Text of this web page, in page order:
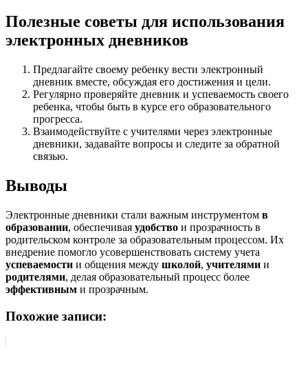
Полезные советы для использования
электронных дневников
Предлагайте своему ребенку вести электронный
дневник вместе, обсуждая его достижения и цели.
Регулярно проверяйте дневник и успеваемость своего
ребенка, чтобы быть в курсе его образовательного
прогресса.
Взаимодействуйте с учителями через электронные
дневники, задавайте вопросы и следите за обратной
связью.
Выводы
Электронные дневники стали важным инструментом в
образовании, обеспечивая удобство и прозрачность в
родительском контроле за образовательным процессом. Их
внедрение помогло усовершенствовать систему учета
успеваемости и общения между школой, учителями и
родителями, делая образовательный процесс более
эффективным и прозрачным.
Похожие записи: